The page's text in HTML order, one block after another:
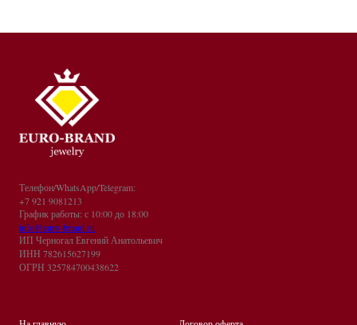
Телефон/WhatsApp/Telegram:
+7 921 9081213
График работы: с 10:00 до 18:00
info@euro-brand.ru
ИП Черногал Евгений Анатольевич
ИНН 782615627199
ОГРН 325784700438622